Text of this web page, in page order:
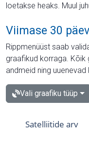
loetakse heaks. Muul
Viimase 30
Rippmenüüst saab
graafikud korraga. Kõik
andmeid ning uuenevad
Vali graafiku tüüp
Satelliitide arv